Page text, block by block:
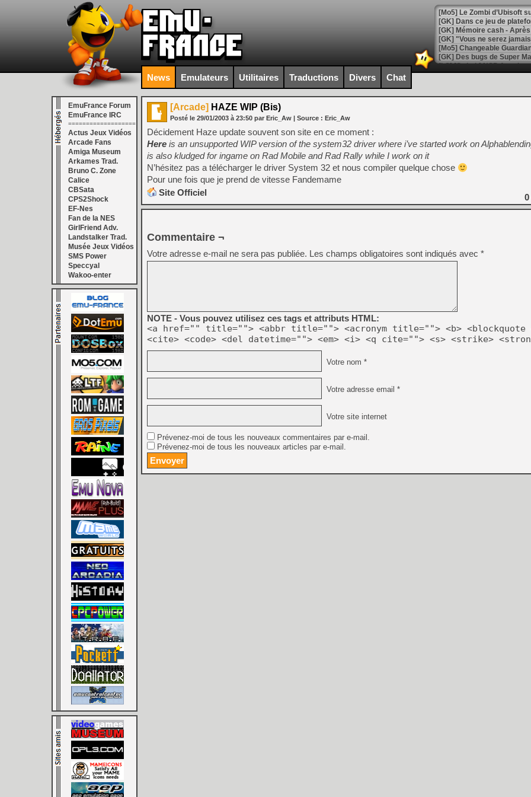
[Mo5] Le Zombi d’Ubisoft
[GK] Dans ce jeu de
[GK] Mémoire cash -
[GK] "Vous ne serez
[Mo5] Changeable
[GK] Des bugs de Super
[LS] [Switch] NSP Auto
[GK] La saga horrifique
[GK] Le portage de Super
[Mo5] Le jeu de course
[GK] Guillermo del Toro
[LTF] Eté 2026 - Séquence
[GK] Mistfall Hunter :
[GK] Wo Long 2 évolue
[GK] Crossfire : un TPS à
[LS] [PS5] Premiers
[Mo5] DOOM arrive en
[GK] Bethesda fête les 30
[GK] Roblox : l'action en
[GK] Agenda - GeForce
[LS] [PS5] ps5-y2jb-
[GK] Pourquoi Marvel
[GK] Test : Restory : Chill
[GK] GTA 6 : Rockstar
[GK] Un mod transforme
[GK] Diddy Kong Racing,
[Mo5] Les jeux
News Emulateurs Utilitaires Traductions Divers Chat
EmuFrance Forum
EmuFrance IRC
===================
Actus Jeux Vidéos
Arcade Fans
Amiga Museum
Arkames Trad.
Bruno C. Zone
Calice
CBSata
CPS2Shock
EF-Nes
Fan de la NES
GirlFriend Adv.
Landstalker Trad.
Musée Jeux Vidéos
SMS Power
Speccyal
Wakoo-enter
[Arcade] HAZE WIP (Bis)
Posté le 29/01/2003 à 23:50 par Eric_Aw | Source : Eric_Aw
Décidement Haze update souvent son site en ce moment :
Here is an unsupported WIP version of the system32 driver where i’ve started work on
is also kludged for ingame on Rad Mobile and Rad Rally while I work on it
N’hésitez pas a télécharger le driver System 32 et nous compiler quelque chose
Pour une fois que je prend de vitesse Fandemame
Site Officiel
0
Commentaire ¬
Votre adresse e-mail ne sera pas publiée. Les champs obligatoires sont indiqués avec *
NOTE - Vous pouvez utilisez ces tags et attributs HTML:
<a href="" title=""> <abbr title=""> <acronym title=""> <b> <blockquote
<cite> <code> <del datetime=""> <em> <i> <q cite=""> <s> <strike>
Votre nom *
Votre adresse email *
Votre site internet
Prévenez-moi de tous les nouveaux commentaires par e-mail.
Prévenez-moi de tous les nouveaux articles par e-mail.